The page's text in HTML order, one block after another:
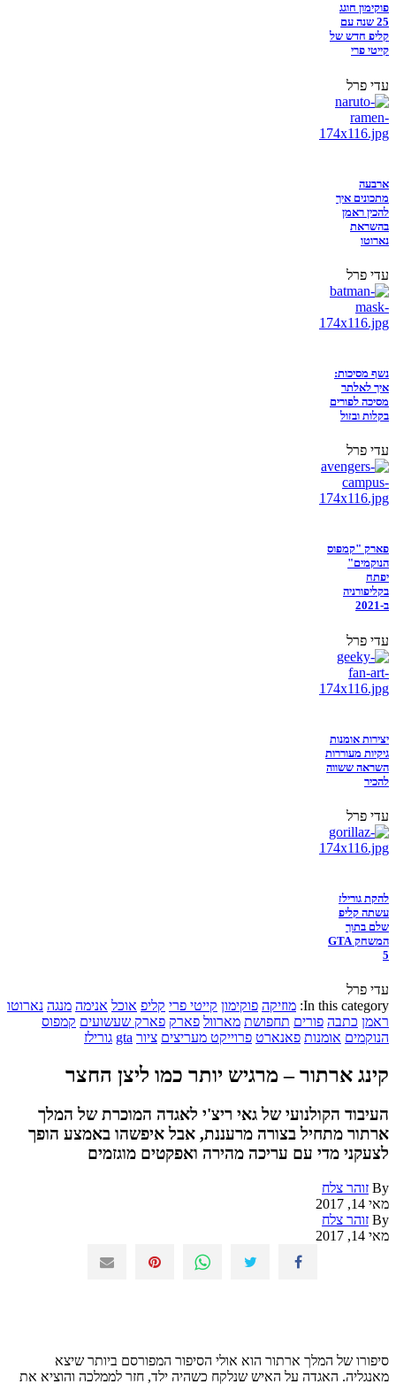
פוקימון חוגג
25 שנה עם
קליפ חדש של
קייטי פרי
עדי פרל
ארבעה
מתכונים איך
להכין ראמן
בהשראת
נארוטו
עדי פרל
נשף מסיכות:
איך לאלתר
מסיכה לפורים
בקלות ובזול
עדי פרל
פארק "קמפוס
הנוקמים"
יפתח
בקליפורניה
ב-2021
עדי פרל
יצירות אומנות
גיקיות מעוררות
השראה ששווה
להכיר
עדי פרל
להקת גורילז
עשתה קליפ
שלם בתוך
המשחק GTA
5
עדי פרל
In this category: מוזיקה פוקימון קייטי פרי קליפ אוכל אנימה מנגה נארוטו
ראמן כתבה פורים תחפושת מארוול פארק פארק שעשועים קמפוס
הנוקמים אומנות פאנארט פרוייקט מעריצים ציור gta גורילז
קינג ארתור – מרגיש יותר כמו ליצן החצר
העיבוד הקולנועי של גאי ריצ'י לאגדה המוכרת של המלך
ארתור מתחיל בצורה מרעננת, אבל איפשהו באמצע הופך
לצעקני מדי עם עריכה מהירה ואפקטים מוגזמים
By זוהר צלח
מאי 14, 2017
By זוהר צלח
מאי 14, 2017
סיפורו של המלך ארתור הוא אולי הסיפור המפורסם ביותר שיצא
מאנגליה. האגדה על האיש שנלקח כשהיה ילד, חזר לממלכה והוציא את